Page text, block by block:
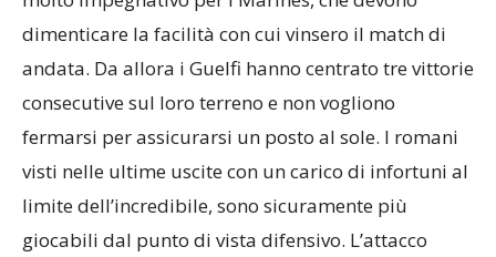
Guelfi Firenze-Marines LazioIncrocio playoff
molto impegnativo per i Marines, che devono
dimenticare la facilità con cui vinsero il match di
andata. Da allora i Guelfi hanno centrato tre vittorie
consecutive sul loro terreno e non vogliono
fermarsi per assicurarsi un posto al sole. I romani